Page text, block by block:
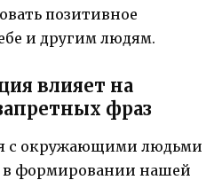
позитивное
и другим людям.
влияет на
фраз
с окружающими людьми
в формировании нашей